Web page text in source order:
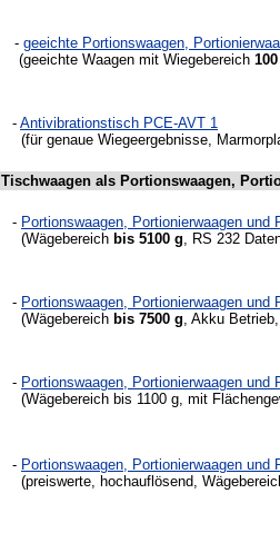
- geeichte Portionswaagen,
(geeichte Waagen mit Wiegebereich
- Antivibrationstisch PCE-AVT 1
(für genaue Wiegeergebnisse,
Tischwaagen als Portionswaagen,
- Portionswaagen, Portionierwaagen und
(Wägebereich bis 5100 g, RS 232
- Portionswaagen, Portionierwaagen und
(Wägebereich bis 7500 g, Akku
- Portionswaagen, Portionierwaagen und
(Wägebereich bis 1100 g, mit
- Portionswaagen, Portionierwaagen und
(preiswerte, hochauflösend,